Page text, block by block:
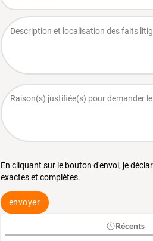
En cliquant sur le bouton d'envoi, je
exactes et complètes.
envoyer
Récents